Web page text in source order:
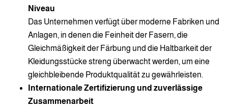
Niveau
Das Unternehmen verfügt über moderne Fabriken und
Anlagen, in denen die Feinheit der Fasern, die
Gleichmäßigkeit der Färbung und die Haltbarkeit der
Kleidungsstücke streng überwacht werden, um eine
gleichbleibende Produktqualität zu gewährleisten.
Internationale Zertifizierung und zuverlässige
Zusammenarbeit